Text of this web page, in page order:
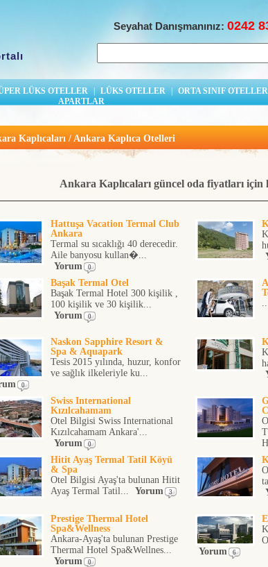
Seyahat Danışmanınız: 0242
LÜKS OTELLER | LÜKS OTELLER | ORTA SINIF OTELLER
APARTLAR
Kaplıcaları / Ankara Kaplıca Otelleri
Ankara Kaplıcaları güncel oda fiyatları için
Hattuşa Vacation Termal Club
Ankara
Termal su sıcaklığı 40 derecedir.
Aile banyosu kullan�...
Yorum
0
Başak Termal Otel
Başak Termal Hotel 300 kişilik ,
100 kişilik ve 30 kişilik...
Yorum
0
Naskon Sapphire Resort &
Spa & Aquapark
Tesis 2015 yılında, huzur, konfor
ve sağlık ilkeleriyle ku...
0
Swiss International
Kızılcahamam
Otel Bilgisi Swiss International
Kızılcahamam Ankara'...
Yorum
0
Hitit Ayaş Termal Tatil Köyü
& Spa
Otel Bilgisi Ayaş'ta bulunan Hitit
Ayaş Termal Tatil...
Yorum 3
Prestige Thermal Hotel
Spa&Wellness
Ankara-Ayaş'ta bulunan Prestige
Thermal Hotel Spa&Wellnes...
Yorum
0
Yorum
6